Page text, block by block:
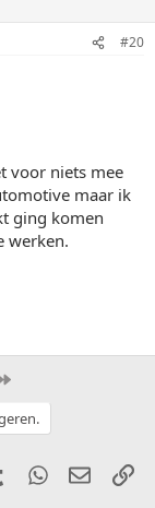
#20
voor niets mee
maar ik
ging komen
werken.
Tumblr WhatsApp
E-mail